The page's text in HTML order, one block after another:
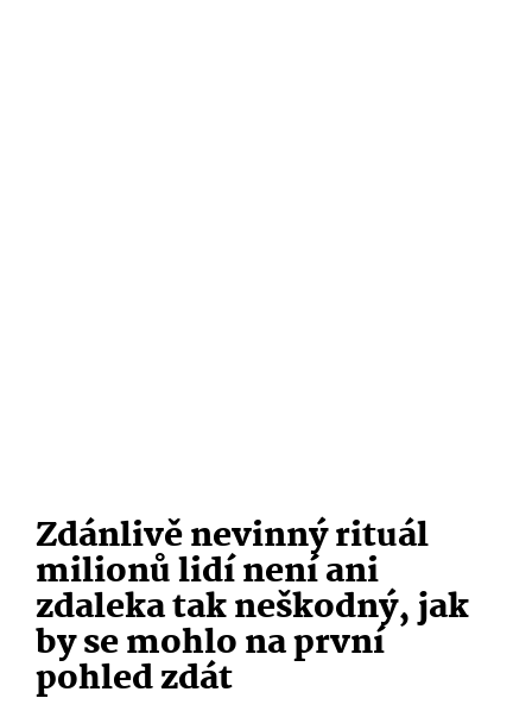
Zdánlivě nevinný rituál
milionů lidí není ani
zdaleka tak neškodný, jak
by se mohlo na první
pohled zdát